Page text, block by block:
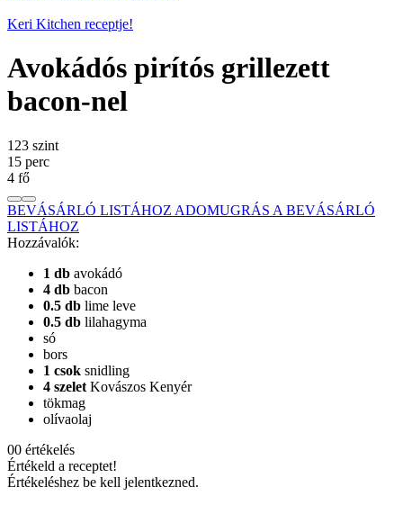
Keri Kitchen receptje!
Avokádós pirítós grillezett
bacon-nel
1 23 szint
15 perc
4 fő
BEVÁSÁRLÓ LISTÁHOZ ADOMUGRÁS A BEVÁSÁRLÓ
LISTÁHOZ
Hozzávalók:
1 db avokádó
4 db bacon
0.5 db lime leve
0.5 db lilahagyma
só
bors
1 csok snidling
4 szelet Kovászos Kenyér
tökmag
olívaolaj
00 értékelés
Értékeld a receptet!
Értékeléshez be kell jelentkezned.